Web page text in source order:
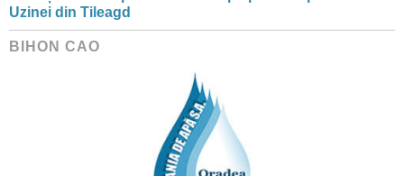
Uzinei din Tileagd
BIHON CAO